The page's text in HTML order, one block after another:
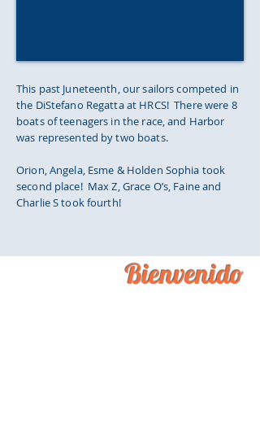
This past Juneteenth, our sailors competed in
the DiStefano Regatta at HRCS! There were 8
boats of teenagers in the race, and Harbor
was represented by two boats.
Orion, Angela, Esme & Holden Sophia took
second place! Max Z, Grace O’s, Faine and
Charlie S took fourth!
Bienvenido